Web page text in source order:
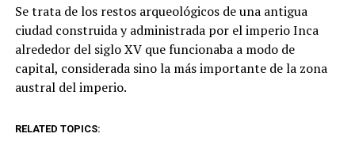
Se trata de los restos arqueológicos de una antigua
ciudad construida y administrada por el imperio Inca
alrededor del siglo XV que funcionaba a modo de
capital, considerada sino la más importante de la zona
austral del imperio.
RELATED TOPICS: